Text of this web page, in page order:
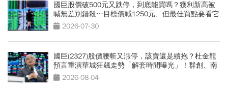
國巨股價破500元又跌停，到底能買嗎？獲利新高被
喊無差別錯殺…目標價喊1250元、但最佳買點要看它
2026-07-30
國巨(2327)股價腰斬又漲停，該賣還是續抱？杜金龍
預言重演華城狂飆走勢「解套時間曝光」！群創、南
亞科也點名
2026-08-04